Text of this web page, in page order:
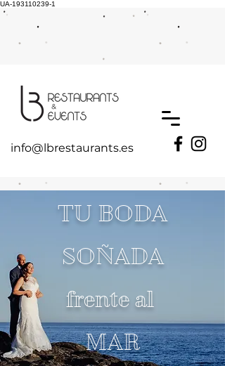
UA-193110239-1
info@lbrestaurants.es
TU BODA
SOÑADA
frente al
MAR